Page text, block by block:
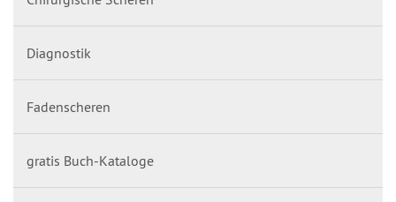
Diagnostik
Fadenscheren
gratis Buch-Kataloge